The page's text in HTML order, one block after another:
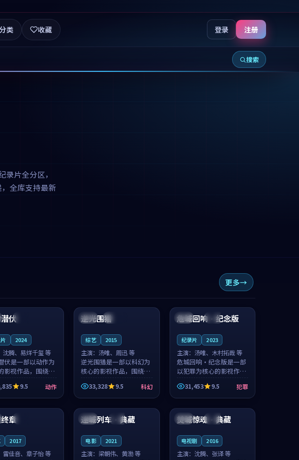
类 收藏 登录 注册
搜索
片全分区，
全库支持最新
更多
99:28
伏
2024
沈腾、易烊千玺 等
伏是一部以动作为
影视作品，围绕危
转与人物成长展
体节奏紧凑，值得
看。
9.5 动作
泰国 连载中
99:59
逆光围猎
综艺 2015
主演： 汤唯、周迅 等
逆光围猎是一部以科幻为
核心的影视作品，围绕危
机、反转与人物成长展
开，整体节奏紧凑，值得
推荐观看。
33,328 9.5 科幻
法国 独播
99:48
危城回响·纪念版
纪录片 2023
主演： 汤唯、木村拓哉 等
危城回响·纪念版是一部
以犯罪为核心的影视作
品，围绕危机、反转与人
物成长展开，整体节奏紧
凑，值得推荐观看。
31,453 9.5 犯罪
99:25
章
2017
雷佳音、章子怡 等
韩国 完结
95:28
迷城列车·典藏
电影 2021
主演： 梁朝伟、黄渤 等
美国 院线
99:51
焚城惊魂·典藏
电视剧 2016
主演： 沈腾、张译 等